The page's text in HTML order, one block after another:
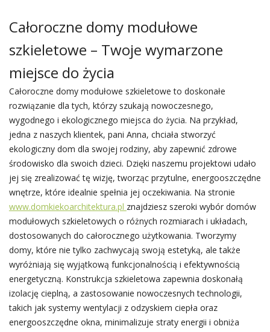
Całoroczne domy modułowe
szkieletowe – Twoje wymarzone
miejsce do życia
Całoroczne domy modułowe szkieletowe to doskonałe
rozwiązanie dla tych, którzy szukają nowoczesnego,
wygodnego i ekologicznego miejsca do życia. Na przykład,
jedna z naszych klientek, pani Anna, chciała stworzyć
ekologiczny dom dla swojej rodziny, aby zapewnić zdrowe
środowisko dla swoich dzieci. Dzięki naszemu projektowi udało
jej się zrealizować tę wizję, tworząc przytulne, energooszczędne
wnętrze, które idealnie spełnia jej oczekiwania. Na stronie
www.domkiekoarchitektura.pl znajdziesz szeroki wybór domów
modułowych szkieletowych o różnych rozmiarach i układach,
dostosowanych do całorocznego użytkowania. Tworzymy
domy, które nie tylko zachwycają swoją estetyką, ale także
wyróżniają się wyjątkową funkcjonalnością i efektywnością
energetyczną. Konstrukcja szkieletowa zapewnia doskonałą
izolację cieplną, a zastosowanie nowoczesnych technologii,
takich jak systemy wentylacji z odzyskiem ciepła oraz
energooszczędne okna, minimalizuje straty energii i obniża